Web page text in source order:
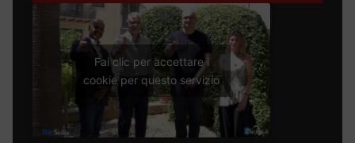
Fai clic per accettare i
cookie per questo servizio